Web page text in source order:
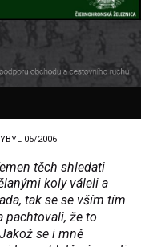
05/2006
těch shledati
koly váleli a
tak se se vším tím
pachtovali, že to
se i mně